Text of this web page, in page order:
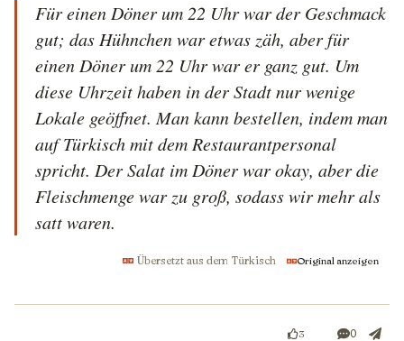
Für einen Döner um 22 Uhr war der Geschmack
gut; das Hühnchen war etwas zäh, aber für
einen Döner um 22 Uhr war er ganz gut. Um
diese Uhrzeit haben in der Stadt nur wenige
Lokale geöffnet. Man kann bestellen, indem man
auf Türkisch mit dem Restaurantpersonal
spricht. Der Salat im Döner war okay, aber die
Fleischmenge war zu groß, sodass wir mehr als
satt waren.
Übersetzt aus dem Türkisch Original anzeigen
3 0